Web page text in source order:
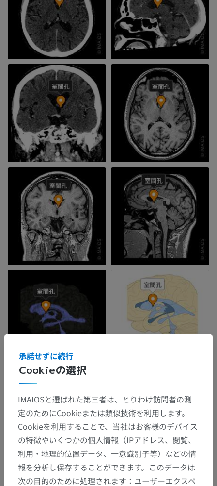
Cookieの選択
承諾せずに続行
IMAIOSと選ばれた第三者は、とりわけ訪問者の測
定のためにCookieまたは類似技術を利用します。
Cookieを利用することで、当社はお客様のデバイス
の特徴やいくつかの個人情報（IPアドレス、閲覧、
利用・地理的位置データ、一意識別子等）などの情
報を分析し保存することができます。このデータは
次の目的のために処理されます：ユーザーエクスペ